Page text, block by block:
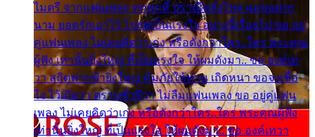
ไมตรี จากแฟนเพลง ทุกทุกที่ ปราณีหลั่งไหล ผมขอฝาก
นาม ยอดรักเอาไว้ โปรดเป็นแรงใจ อย่างนี้เรื่อยไป ขอ อยู่
คู่แฟนเพลง ไม่เคยคิดว่าเก่ง หรือดังกว่าใคร..ใคร พระคุณ
ผู้ฟัง เท่านั้นยิ่งใหญ่ ที่เป็นแรงใจ ให้ผมดังมา.. ขอ องค์เท
วา สถิตฟากฟ้ายิ่งใหญ่ คุ้มภัยให้ท่าน เถิดหนา ขอจงเชื่อ
ใจ ไว้เถิดว่า ตราบชั่วชีวา ไม่ลืมแฟนเพลง ขอ อยู่คู่แฟน
เพลง ไม่เคยคิดว่าเก่ง หรือดังกว่าใคร..ใคร พระคุณผู้ฟัง
เท่านั้นยิ่งใหญ่ ที่เป็นแรงใจ ให้ผมดังมา.. ขอ องค์เทวา